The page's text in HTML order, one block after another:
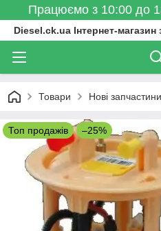
Працюємо з 10:00 до
Diesel.ck.ua Інтернет-
Товари Нові
Топ продажів –25%